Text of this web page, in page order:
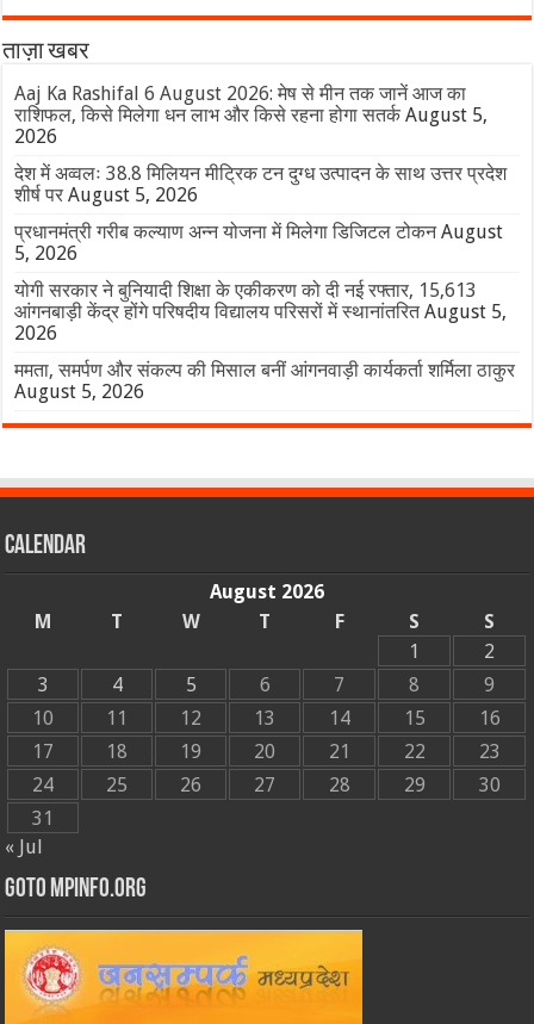
ताज़ा खबर
Aaj Ka Rashifal 6 August 2026: मेष से मीन तक जानें आज का
राशिफल, किसे मिलेगा धन लाभ और किसे रहना होगा सतर्क August 5,
2026
देश में अव्वलः 38.8 मिलियन मीट्रिक टन दुग्ध उत्पादन के साथ उत्तर प्रदेश
शीर्ष पर August 5, 2026
प्रधानमंत्री गरीब कल्याण अन्न योजना में मिलेगा डिजिटल टोकन August
5, 2026
योगी सरकार ने बुनियादी शिक्षा के एकीकरण को दी नई रफ्तार, 15,613
आंगनबाड़ी केंद्र होंगे परिषदीय विद्यालय परिसरों में स्थानांतरित August 5,
2026
ममता, समर्पण और संकल्प की मिसाल बनीं आंगनवाड़ी कार्यकर्ता शर्मिला ठाकुर
August 5, 2026
Calendar
August 2026
M
T W T F S
S
1
2
3
4 5 6 7 8
9
10
11 12 13 14 15
16
17
18 19 20 21 22
23
24
25 26 27 28 29
30
31
« Jul
GOTO MPINFO.ORG